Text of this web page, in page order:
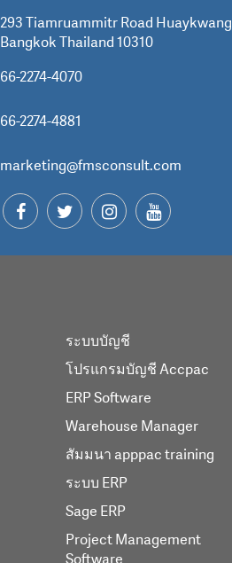
293 Tiamruammitr Road Huaykwang
Bangkok Thailand 10310
66-2274-4070
66-2274-4881
marketing@fmsconsult.com
ระบบบัญชี
โปรแกรมบัญชี Accpac
ERP Software
Warehouse Manager
สัมมนา apppac training
ระบบ ERP
Sage ERP
Project Management
Software